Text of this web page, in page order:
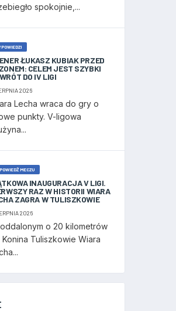
spokojnie,...
ŁUKASZ KUBIAK PRZED
CELEM JEST SZYBKI
DO IV LIGI
2026
Lecha wraca do gry o
punkty. V-ligowa
MECZU
INAUGURACJA V LIGI.
RAZ W HISTORII WIARA
ZAGRA W TULISZKOWIE
2026
o 20 kilometrów
Tuliszkowie Wiara